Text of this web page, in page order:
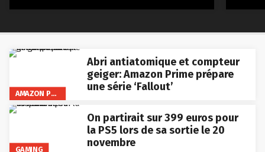
Abri antiatomique et compteur
geiger: Amazon Prime prépare
une série ‘Fallout’
GAMING
On partirait sur 399 euros pour
la PS5 lors de sa sortie le 20
novembre